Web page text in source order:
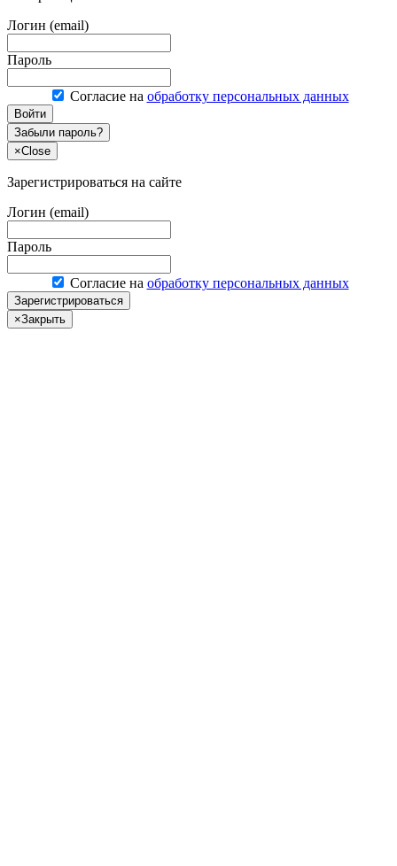
Логин (email)
Пароль
Согласие на обработку персональных данных
Войти
Забыли пароль?
×Close
Зарегистрироваться на сайте
Логин (email)
Пароль
Согласие на обработку персональных данных
Зарегистрироваться
×Закрыть